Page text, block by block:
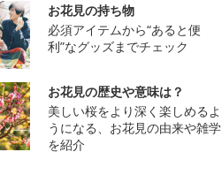
お花見の持ち物
必須アイテムから“あると便
利”なグッズまでチェック
お花見の歴史や意味は？
美しい桜をより深く楽しめるよ
うになる、お花見の由来や雑学
を紹介